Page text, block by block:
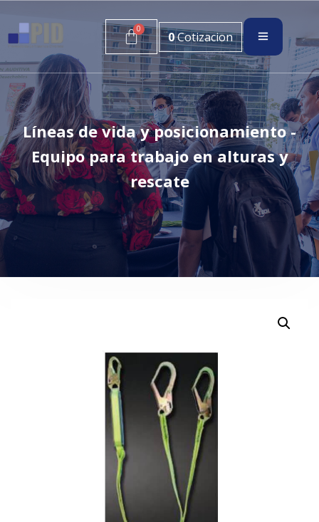
0Cotizacion
Líneas de vida y posicionamiento -
Equipo para trabajo en alturas y
rescate